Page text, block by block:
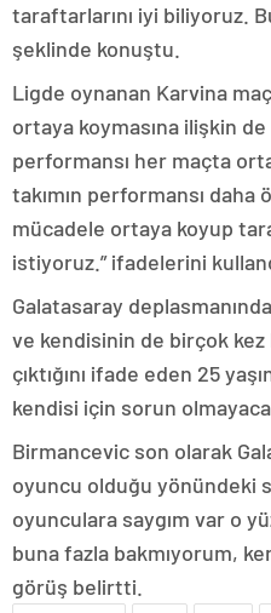
taraftarlarını iyi biliyoruz.
şeklinde konuştu.
Ligde oynanan Karvina
ortaya koymasına ilişkin
performansı her maçta
takımın performansı daha
mücadele ortaya koyup
istiyoruz.” ifadelerini
Galatasaray
ve kendisinin de birçok
çıktığını ifade eden 25
kendisi için sorun
Birmancevic son olarak
oyuncu olduğu yönündeki
oyunculara saygım var o
buna fazla bakmıyorum,
görüş belirtti.